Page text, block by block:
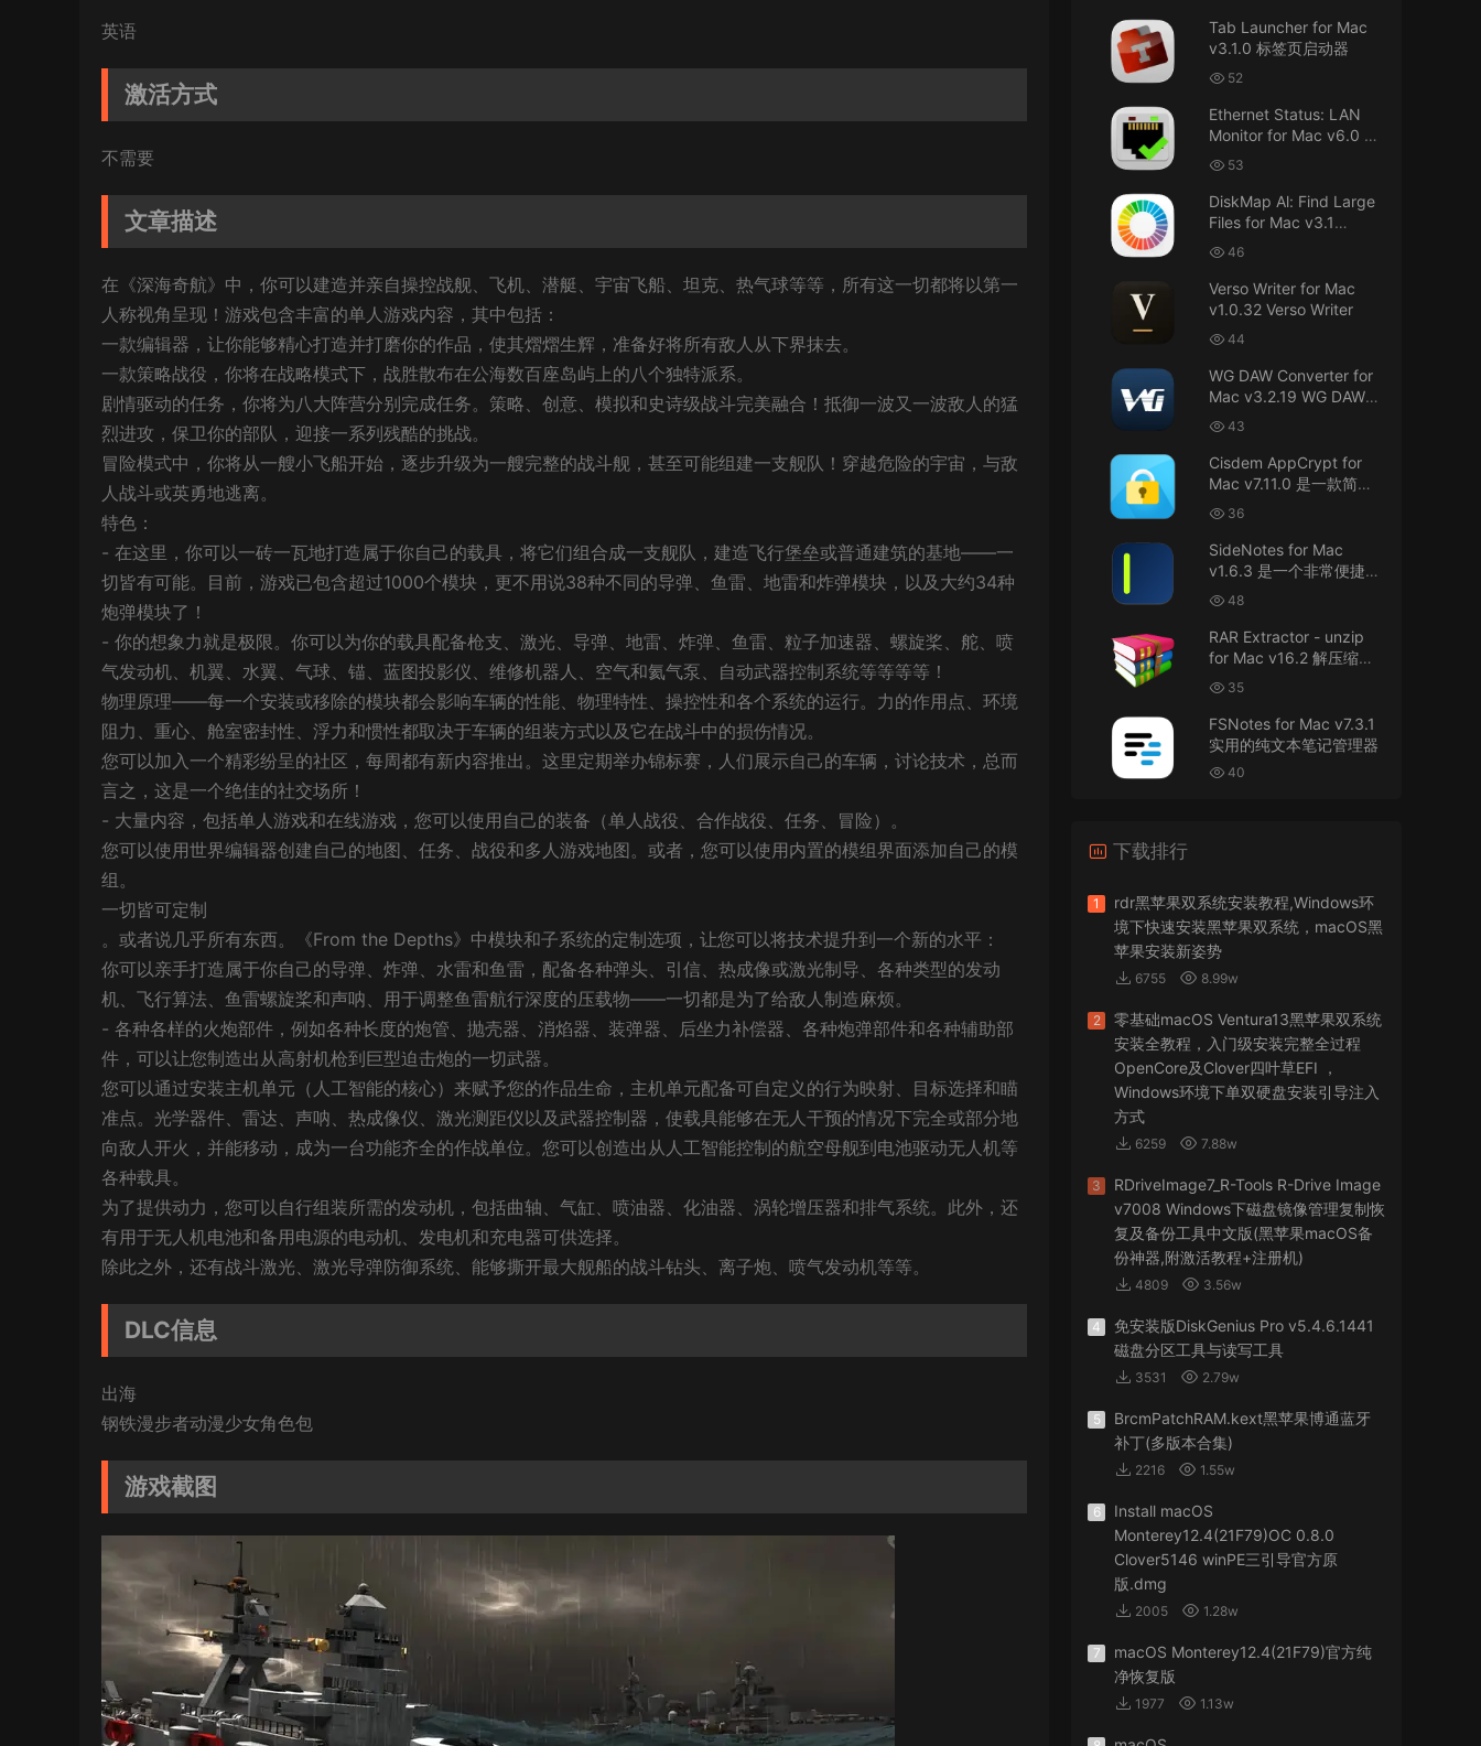
英语
激活方式
不需要
文章描述
在《深海奇航》中，你可以建造并亲自操控战舰、飞机、潜艇、宇宙飞船、坦克、热气球等等，所有这一切都将以第一
人称视角呈现！游戏包含丰富的单人游戏内容，其中包括：
一款编辑器，让你能够精心打造并打磨你的作品，使其熠熠生辉，准备好将所有敌人从下界抹去。
一款策略战役，你将在战略模式下，战胜散布在公海数百座岛屿上的八个独特派系。
剧情驱动的任务，你将为八大阵营分别完成任务。策略、创意、模拟和史诗级战斗完美融合！抵御一波又一波敌人的猛
烈进攻，保卫你的部队，迎接一系列残酷的挑战。
冒险模式中，你将从一艘小飞船开始，逐步升级为一艘完整的战斗舰，甚至可能组建一支舰队！穿越危险的宇宙，与敌
人战斗或英勇地逃离。
特色：
- 在这里，你可以一砖一瓦地打造属于你自己的载具，将它们组合成一支舰队，建造飞行堡垒或普通建筑的基地——一
切皆有可能。目前，游戏已包含超过1000个模块，更不用说38种不同的导弹、鱼雷、地雷和炸弹模块，以及大约34种
炮弹模块了！
- 你的想象力就是极限。你可以为你的载具配备枪支、激光、导弹、地雷、炸弹、鱼雷、粒子加速器、螺旋桨、舵、喷
气发动机、机翼、水翼、气球、锚、蓝图投影仪、维修机器人、空气和氦气泵、自动武器控制系统等等等等！
物理原理——每一个安装或移除的模块都会影响车辆的性能、物理特性、操控性和各个系统的运行。力的作用点、环境
阻力、重心、舱室密封性、浮力和惯性都取决于车辆的组装方式以及它在战斗中的损伤情况。
您可以加入一个精彩纷呈的社区，每周都有新内容推出。这里定期举办锦标赛，人们展示自己的车辆，讨论技术，总而
言之，这是一个绝佳的社交场所！
- 大量内容，包括单人游戏和在线游戏，您可以使用自己的装备（单人战役、合作战役、任务、冒险）。
您可以使用世界编辑器创建自己的地图、任务、战役和多人游戏地图。或者，您可以使用内置的模组界面添加自己的模
组。
一切皆可定制
。或者说几乎所有东西。《From the Depths》中模块和子系统的定制选项，让您可以将技术提升到一个新的水平：
你可以亲手打造属于你自己的导弹、炸弹、水雷和鱼雷，配备各种弹头、引信、热成像或激光制导、各种类型的发动
机、飞行算法、鱼雷螺旋桨和声呐、用于调整鱼雷航行深度的压载物——一切都是为了给敌人制造麻烦。
- 各种各样的火炮部件，例如各种长度的炮管、抛壳器、消焰器、装弹器、后坐力补偿器、各种炮弹部件和各种辅助部
件，可以让您制造出从高射机枪到巨型迫击炮的一切武器。
您可以通过安装主机单元（人工智能的核心）来赋予您的作品生命，主机单元配备可自定义的行为映射、目标选择和瞄
准点。光学器件、雷达、声呐、热成像仪、激光测距仪以及武器控制器，使载具能够在无人干预的情况下完全或部分地
向敌人开火，并能移动，成为一台功能齐全的作战单位。您可以创造出从人工智能控制的航空母舰到电池驱动无人机等
各种载具。
为了提供动力，您可以自行组装所需的发动机，包括曲轴、气缸、喷油器、化油器、涡轮增压器和排气系统。此外，还
有用于无人机电池和备用电源的电动机、发电机和充电器可供选择。
除此之外，还有战斗激光、激光导弹防御系统、能够撕开最大舰船的战斗钻头、离子炮、喷气发动机等等。
DLC信息
出海
钢铁漫步者动漫少女角色包
游戏截图
Mac长存
接！直接从苹果公司下载。
u8562248263583923 • 2026-07-29
黑苹果已死
来源： macOS Golden Gate 27 完整安装包链
接！直接从苹果公司下载。
u6525353742092371 • 2026-07-26
来源： DaVinci Resolve Studio 21 for Mac
v21.0.3 AIO 达芬奇世界顶级调色软件
janm999 • 2026-07-23
谢谢分享~
来源： AppleIGC.kext v1.8 黑苹果2.5G有线网卡
u9121732520675862 • 2026-07-22
可以重新发送夸克的资源吗，夸克的已经失
效了
Tahoe 26官方原版系统Windows110环境下
VMware Workstation 17 Pro虚拟机黑苹果双系统
安装unlocker解锁补丁
怎么安装？
来源： PDFify for Mac v5.0 专业的PDF处理软件
imacos.top • 2026-07-19
来源： Adobe Photoshop 2026 for Mac v27.8.0
专业的图片处理软件
Tab Launcher for Mac
v3.1.0 标签页启动器
52
Ethernet Status: LAN
Monitor for Mac v6.0 以
太网状态：LAN 监控
53
DiskMap Al: Find Large
Files for Mac v3.1
DiskMap AL：查找大文
件
46
Verso Writer for Mac
v1.0.32 Verso Writer
44
WG DAW Converter for
Mac v3.2.19 WG DAW转
换器
43
Cisdem AppCrypt for
Mac v7.11.0 是一款简单
好用的Mac应用加密软件
36
SideNotes for Mac
v1.6.3 是一个非常便捷的
笔记软件
48
RAR Extractor - unzip
for Mac v16.2 解压缩工
具 35
FSNotes for Mac v7.3.1
实用的纯文本笔记管理器
40
下载排行
1
rdr黑苹果双系统安装教程,Windows环
境下快速安装黑苹果双系统，macOS黑
苹果安装新姿势
6755 8.99w
2
零基础macOS Ventura13黑苹果双系统
安装全教程，入门级安装完整全过程
OpenCore及Clover四叶草EFI ，
Windows环境下单双硬盘安装引导注入
方式
6259 7.88w
3
RDriveImage7_R-Tools R-Drive Image
v7008 Windows下磁盘镜像管理复制恢
复及备份工具中文版(黑苹果macOS备
份神器,附激活教程+注册机)
4809 3.56w
4
免安装版DiskGenius Pro v5.4.6.1441
磁盘分区工具与读写工具
3531 2.79w
5
BrcmPatchRAM.kext黑苹果博通蓝牙
补丁(多版本合集)
2216 1.55w
6
Install macOS
Monterey12.4(21F79)OC 0.8.0
Clover5146 winPE三引导官方原
版.dmg
2005 1.28w
7
macOS Monterey12.4(21F79)官方纯
净恢复版
1977 1.13w